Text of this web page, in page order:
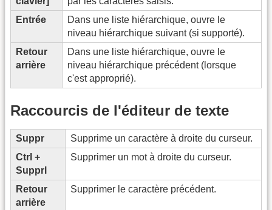
Entrée
Dans une liste hiérarchique, ouvre le
niveau hiérarchique suivant (si supporté).
Retour
arrière
Dans une liste hiérarchique, ouvre le
niveau hiérarchique précédent (lorsque
c'est approprié).
Raccourcis de l'éditeur de texte
Suppr
Supprime un caractère à droite du curseur.
Ctrl +
Supprl
Supprimer un mot à droite du curseur.
Retour
arrière
Supprimer le caractère précédent.